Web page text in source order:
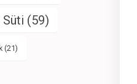
(59)
(21)